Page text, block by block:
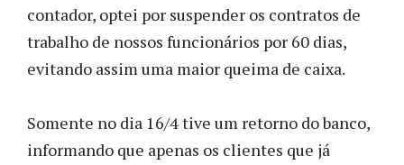
contador, optei por suspender os contratos de
trabalho de nossos funcionários por 60 dias,
evitando assim uma maior queima de caixa.
Somente no dia 16/4 tive um retorno do banco,
informando que apenas os clientes que já